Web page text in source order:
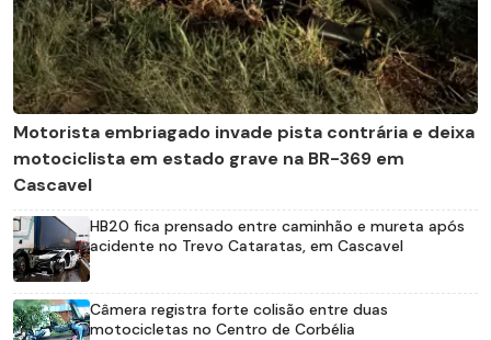
Motorista embriagado invade pista contrária e deixa
motociclista em estado grave na BR-369 em
Cascavel
HB20 fica prensado entre caminhão e mureta após
acidente no Trevo Cataratas, em Cascavel
Câmera registra forte colisão entre duas
motocicletas no Centro de Corbélia